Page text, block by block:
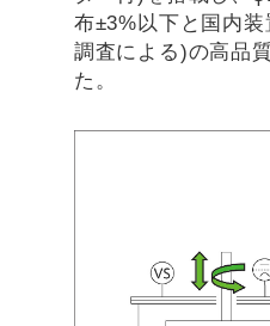
布±3%以下と国内
調査による)の高品
た。